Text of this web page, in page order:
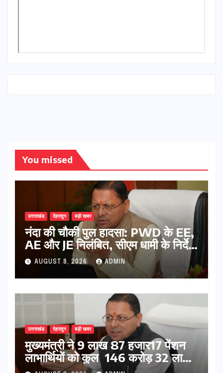
You missed
उत्तराखंड देहरादून बड़ी खबर
नंदा की चौकी पुल हादसा: PWD के EE,
AE और JE निलंबित, सीएम धामी के निर्देश
पर सख्त कार्रवाई
AUGUST 8, 2026 ADMIN
उत्तराखंड देहरादून बड़ी खबर
मुख्यमंत्री ने 9 लाख 87 हजार17 पेंशन
लाभार्थियों को कुल 146 करोड़ 32 लाख
की पेंशन राशि का किया भुगतान